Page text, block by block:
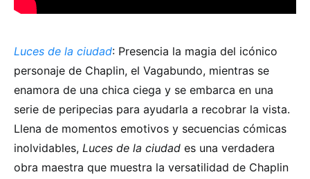
Luces de la ciudad: Presencia la magia del icónico
personaje de Chaplin, el Vagabundo, mientras se
enamora de una chica ciega y se embarca en una
serie de peripecias para ayudarla a recobrar la vista.
Llena de momentos emotivos y secuencias cómicas
inolvidables, Luces de la ciudad es una verdadera
obra maestra que muestra la versatilidad de Chaplin